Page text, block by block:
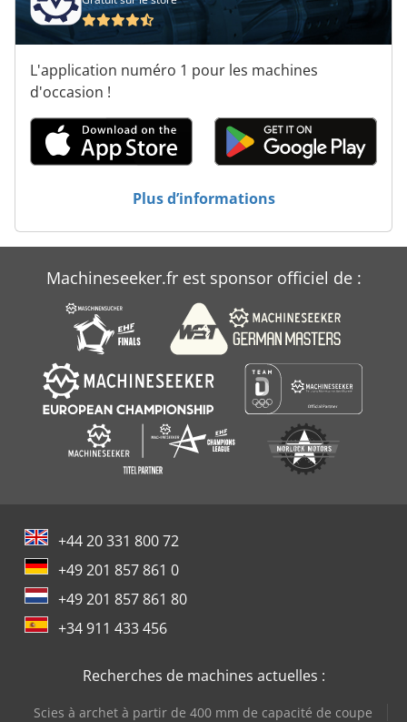
Silo De Stockage
Silo En Acier Inoxydable
Silo À Grains
Silos
Système De Silo
Système De Silo De Farine
L'application numéro 1 pour les machines
d'occasion !
Plus d’informations
Machineseeker.fr est sponsor officiel de :
+44 20 331 800 72
+49 201 857 861 0
+49 201 857 861 80
+34 911 433 456
Recherches de machines actuelles :
Scies à archet à partir de 400 mm de capacité de coupe